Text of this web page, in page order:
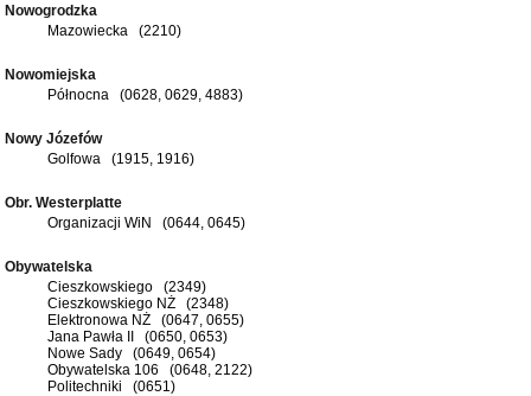
Nowogrodzka
Mazowiecka (2210)
Nowomiejska
Północna (0628, 0629, 4883)
Nowy Józefów
Golfowa (1915, 1916)
Obr. Westerplatte
Organizacji WiN (0644, 0645)
Obywatelska
Cieszkowskiego (2349)
Cieszkowskiego NŻ (2348)
Elektronowa NŻ (0647, 0655)
Jana Pawła II (0650, 0653)
Nowe Sady (0649, 0654)
Obywatelska 106 (0648, 2122)
Politechniki (0651)